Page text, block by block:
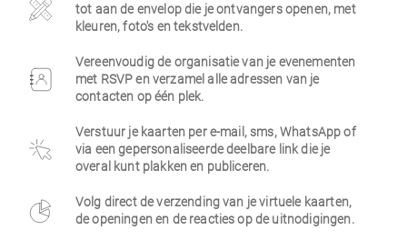
tot aan de envelop die je ontvangers openen, met
kleuren, foto's en tekstvelden.
Vereenvoudig de organisatie van je evenementen
met RSVP en verzamel alle adressen van je
contacten op één plek.
Verstuur je kaarten per e-mail, sms, WhatsApp of
via een gepersonaliseerde deelbare link die je
overal kunt plakken en publiceren.
Volg direct de verzending van je virtuele kaarten,
de openingen en de reacties op de uitnodigingen.